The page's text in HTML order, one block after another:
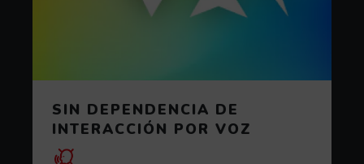
SIN DEPENDENCIA DE
INTERACCIÓN POR VOZ